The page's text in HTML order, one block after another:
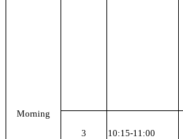
Morning
3 10:15-11:00